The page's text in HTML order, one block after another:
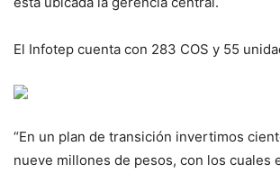
El Infotep cuenta con 283 COS y 55
“En un plan de transición invertimos
nueve millones de pesos, con los cuales